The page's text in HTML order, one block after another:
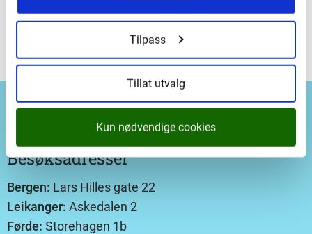
Tilpass
Tillat utvalg
Kun nødvendige cookies
Besøksadresser
Bergen: Lars Hilles gate 22
Leikanger: Askedalen 2
Førde: Storehagen 1b